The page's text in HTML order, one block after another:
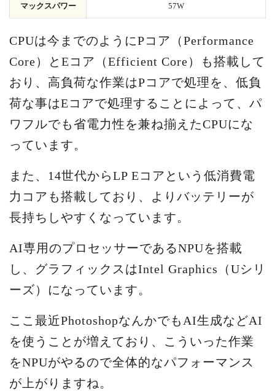
マックスパワー 57W
CPUは今までのようにPコア（Performance
Core）とEコア（Efficient Core）も搭載して
おり、高負荷な作業はPコアで処理を、低負
荷な事はEコアで処理することによって、パ
ワフルでも省電力性を兼ね揃えたCPUにな
っています。
また、14世代からLP Eコアという低消費電
力コアも搭載しており、よりバッテリーが
長持ちしやすくなっています。
AI専用のプロセッサーであるNPUを搭載
し、グラフィックスはIntel Graphics（Uシリ
ーズ）になっています。
ここ最近PhotoshopなんかでもAI生成などAI
を使うことが増えており、こういった作業
をNPUがやるので全体的なパフォーマンス
が上がりますね。